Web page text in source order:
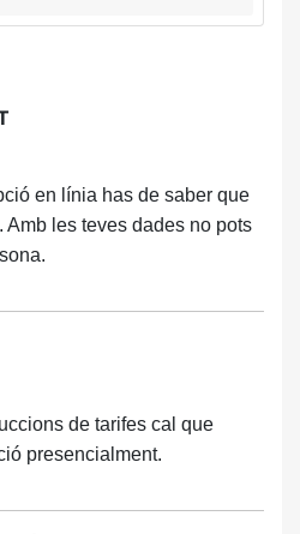
en línia has de saber que
Amb les teves dades no pots
de tarifes cal que
presencialment.